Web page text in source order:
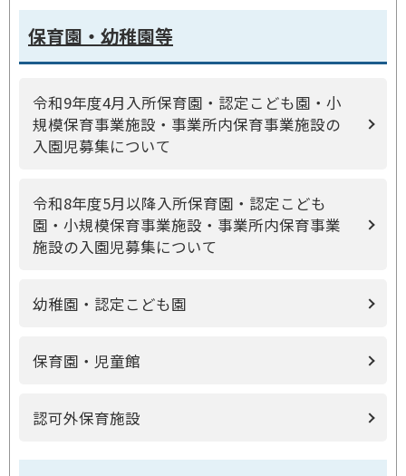
保育園・幼稚園等
令和9年度4月入所保育園・認定こども園・小
規模保育事業施設・事業所内保育事業施設の
入園児募集について
令和8年度5月以降入所保育園・認定こども
園・小規模保育事業施設・事業所内保育事業
施設の入園児募集について
幼稚園・認定こども園
保育園・児童館
認可外保育施設